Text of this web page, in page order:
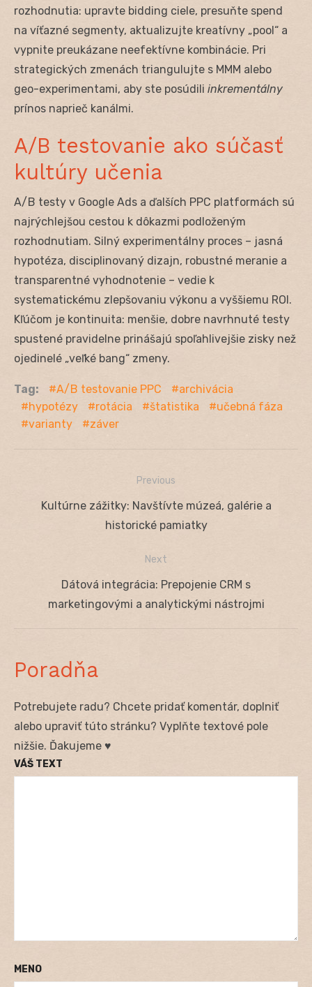
rozhodnutia: upravte bidding ciele, presuňte spend
na víťazné segmenty, aktualizujte kreatívny „pool“ a
vypnite preukázane neefektívne kombinácie. Pri
strategických zmenách triangulujte s MMM alebo
geo-experimentami, aby ste posúdili inkrementálny
prínos naprieč kanálmi.
A/B testovanie ako súčasť
kultúry učenia
A/B testy v Google Ads a ďalších PPC platformách sú
najrýchlejšou cestou k dôkazmi podloženým
rozhodnutiam. Silný experimentálny proces – jasná
hypotéza, disciplinovaný dizajn, robustné meranie a
transparentné vyhodnotenie – vedie k
systematickému zlepšovaniu výkonu a vyššiemu ROI.
Kľúčom je kontinuita: menšie, dobre navrhnuté testy
spustené pravidelne prinášajú spoľahlivejšie zisky než
ojedinelé „veľké bang“ zmeny.
Tag: A/B testovanie PPC
archivácia
hypotézy
rotácia štatistika
učebná fáza
varianty
záver
Navigácia
Previous
Previous
Kultúrne zážitky: Navštívte múzeá, galérie a
historické pamiatky
Next
Dátová integrácia: Prepojenie CRM s
marketingovými a analytickými nástrojmi
Poradňa
Potrebujete radu? Chcete pridať komentár, doplniť
alebo upraviť túto stránku? Vyplňte textové pole
nižšie. Ďakujeme ♥
VÁŠ TEXT
MENO